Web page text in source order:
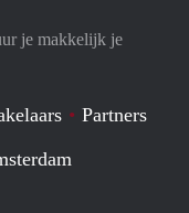
je makkelijk je
Partners